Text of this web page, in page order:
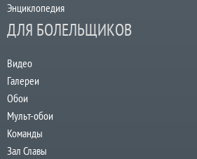
Энциклопедия
ДЛЯ БОЛЕЛЬЩИКОВ
Видео
Галереи
Обои
Мульт-обои
Команды
Зал Славы